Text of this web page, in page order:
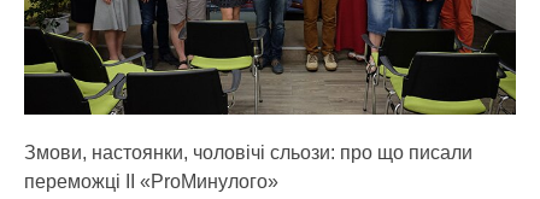
Змови, настоянки, чоловічі сльози: про що писали
переможці ІІ «ProМинулого»